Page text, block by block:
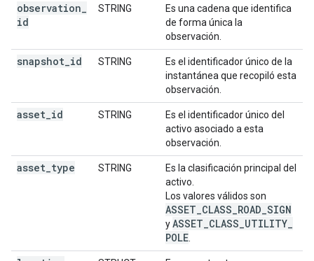
observation
id
STRING
Es una cadena que identifica
de forma única la
observación.
snapshot id STRING
Es el identificador único de la
instantánea que recopiló esta
observación.
asset id STRING
Es el identificador único del
activo asociado a esta
observación.
asset type STRING
Es la clasificación principal del
activo.
Los valores válidos son
ASSET CLASS ROAD SIGN
yASSET CLASS UTILITY
POLE